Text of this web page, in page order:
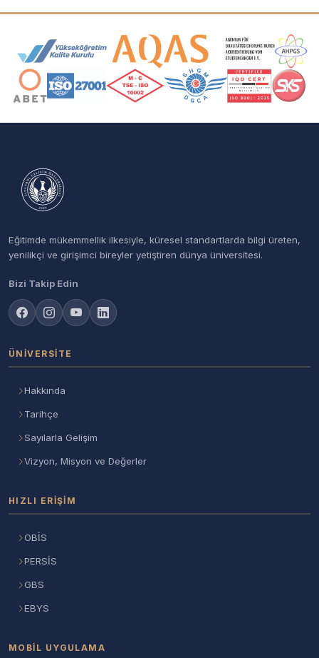
Akreditasyon ve Üyelik Logoları
Eğitimde mükemmellik ilkesiyle, küresel standartlarda bilgi üreten,
yenilikçi ve girişimci bireyler yetiştiren dünya üniversitesi.
Bizi Takip Edin
ÜNIVERSITE
Hakkında
Tarihçe
Sayılarla Gelişim
Vizyon, Misyon ve Değerler
HIZLI ERIŞIM
OBİS
PERSİS
GBS
EBYS
MOBIL UYGULAMA